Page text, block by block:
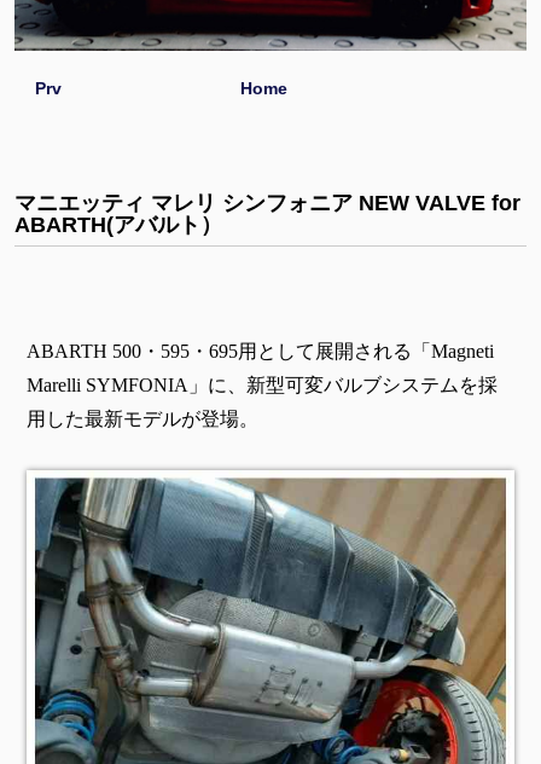
Prv Home
マニエッティ マレリ シンフォニア NEW VALVE for
ABARTH(アバルト）
ABARTH 500・595・695用として展開される「Magneti
Marelli SYMFONIA」に、新型可変バルブシステムを採
用した最新モデルが登場。